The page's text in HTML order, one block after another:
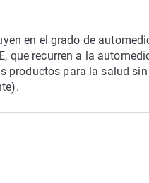
en el grado de
que recurren a la
productos para la salud